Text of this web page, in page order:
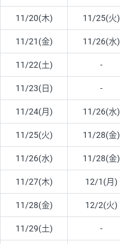
11/20(木) 11/25(火)
11/21(金) 11/26(水)
11/22(土) -
11/23(日) -
11/24(月) 11/26(水)
11/25(火) 11/28(金)
11/26(水) 11/28(金)
11/27(木) 12/1(月)
11/28(金) 12/2(火)
11/29(土) -